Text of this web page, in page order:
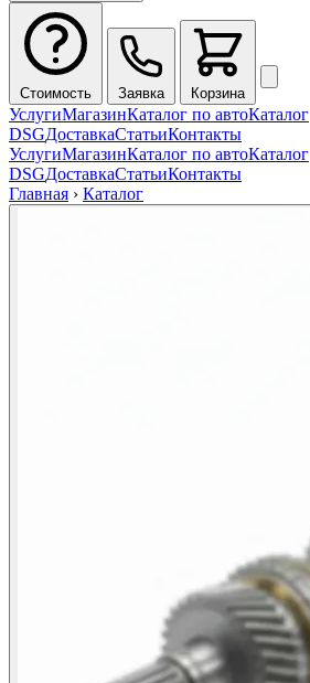
Стоимость Заявка Корзина
УслугиМагазинКаталог по автоКаталог
DSGДоставкаСтатьиКонтакты
УслугиМагазинКаталог по автоКаталог
DSGДоставкаСтатьиКонтакты
Главная › Каталог